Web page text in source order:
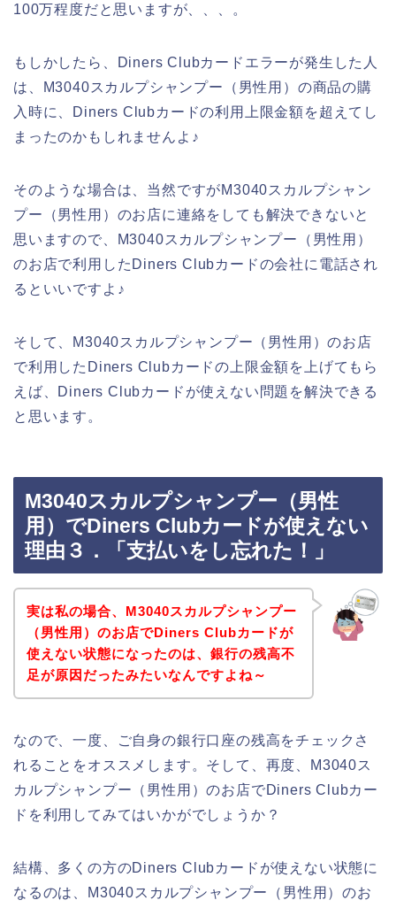
100万程度だと思いますが、、、。
もしかしたら、Diners Clubカードエラーが発生した人
は、M3040スカルプシャンプー（男性用）の商品の購
入時に、Diners Clubカードの利用上限金額を超えてし
まったのかもしれませんよ♪
そのような場合は、当然ですがM3040スカルプシャン
プー（男性用）のお店に連絡をしても解決できないと
思いますので、M3040スカルプシャンプー（男性用）
のお店で利用したDiners Clubカードの会社に電話され
るといいですよ♪
そして、M3040スカルプシャンプー（男性用）のお店
で利用したDiners Clubカードの上限金額を上げてもら
えば、Diners Clubカードが使えない問題を解決できる
と思います。
M3040スカルプシャンプー（男性
用）でDiners Clubカードが使えない
理由３．「支払いをし忘れた！」
実は私の場合、M3040スカルプシャンプー
（男性用）のお店でDiners Clubカードが
使えない状態になったのは、銀行の残高不
足が原因だったみたいなんですよね～
なので、一度、ご自身の銀行口座の残高をチェックさ
れることをオススメします。そして、再度、M3040ス
カルプシャンプー（男性用）のお店でDiners Clubカー
ドを利用してみてはいかがでしょうか？
結構、多くの方のDiners Clubカードが使えない状態に
なるのは、M3040スカルプシャンプー（男性用）のお